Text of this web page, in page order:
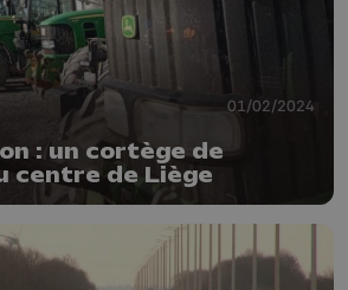
01/02/2024
: un cortège de
centre de Liège